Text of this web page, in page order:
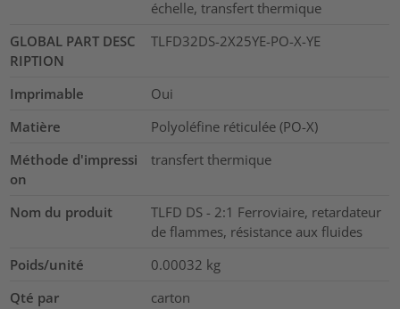
échelle, transfert thermique
GLOBAL PART DESC
RIPTION
TLFD32DS-2X25YE-PO-X-YE
Imprimable
Oui
Matière
Polyoléfine réticulée (PO-X)
Méthode d'impressi
on
transfert thermique
Nom du produit
TLFD DS - 2:1 Ferroviaire, retardateur
de flammes, résistance aux fluides
Poids/unité
0.00032 kg
Qté par
carton